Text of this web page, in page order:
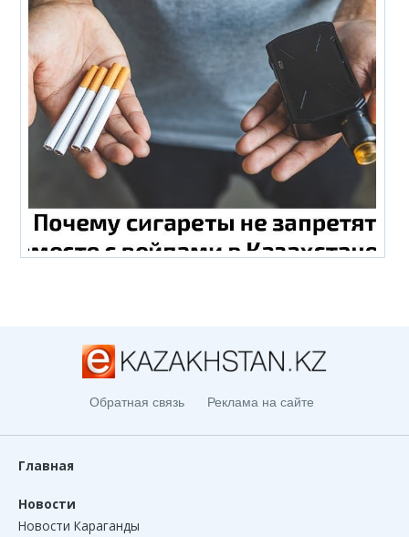
Обратная связь Реклама на сайте
Главная
Новости
Новости Караганды